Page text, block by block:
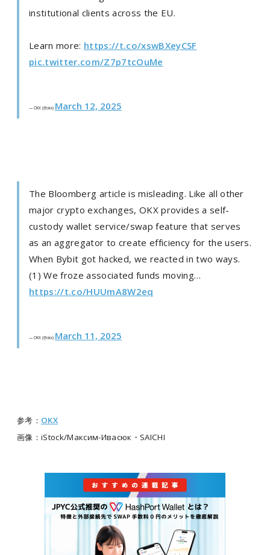
institutional clients across the EU.
Learn more: https://t.co/xswBXeyCSF
pic.twitter.com/Z7p7tcOuMe
— OKX (@okx) March 12, 2025
The Bloomberg article is misleading. Like all other
major crypto exchanges, OKX provides a self-
custody wallet service/swap feature that serves
as an aggregator to create efficiency for the users.
When Bybit got hacked, we reacted in two ways.
(1) We froze associated funds moving…
https://t.co/HUUmA8W2eq
— OKX (@okx) March 11, 2025
参考： OKX
画像：iStock/Максим-Ивасюк・SAICHI